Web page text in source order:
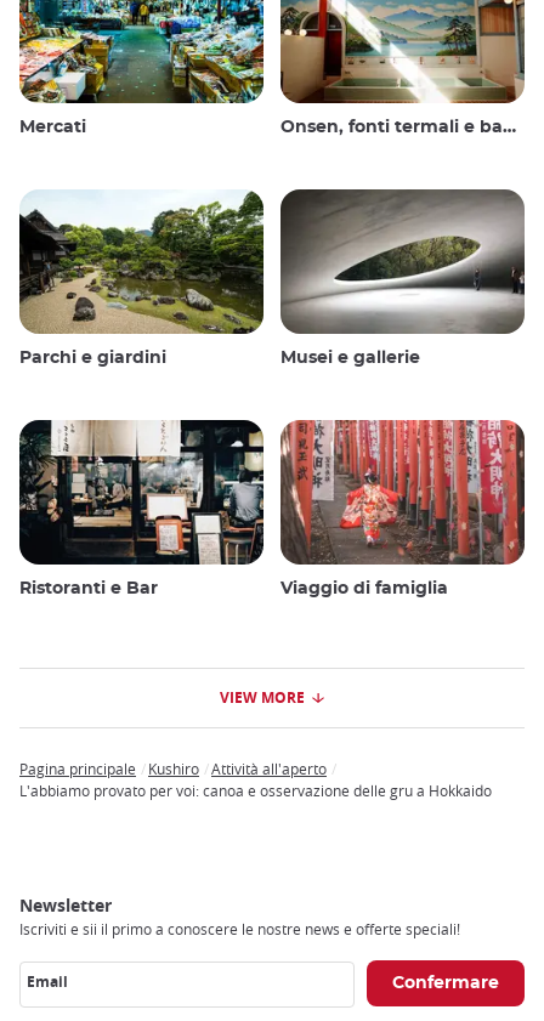
Mercati Onsen, fonti termali e bagni pubblici
Parchi e giardini Musei e gallerie
Ristoranti e Bar Viaggio di famiglia
VIEW MORE
Breadcrumb
Pagina principale Kushiro
Attività all'aperto
L'abbiamo provato per voi: canoa e osservazione delle gru a Hokkaido
Newsletter
Iscriviti e sii il primo a conoscere le nostre news e offerte speciali!
Email